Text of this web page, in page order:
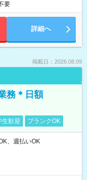
要
詳細へ
掲載日：2026.08.09
務＊日額
生歓迎 ブランクOK
、週払いOK